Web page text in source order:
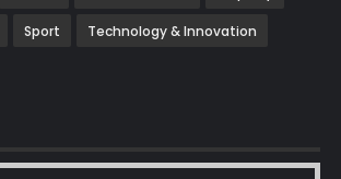
Sport Technology & Innovation